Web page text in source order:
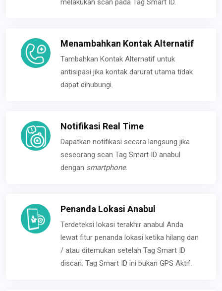
melakukan scan pada Tag Smart ID.
Menambahkan Kontak Alternatif
Tambahkan Kontak Alternatif untuk
antisipasi jika kontak darurat utama tidak
dapat dihubungi.
Notifikasi Real Time
Dapatkan notifikasi secara langsung jika
seseorang scan Tag Smart ID anabul
dengan smartphone.
Penanda Lokasi Anabul
Terdeteksi lokasi terakhir anabul Anda
lewat fitur penanda lokasi ketika hilang dan
/ atau ditemukan setelah Tag Smart ID
discan. Tag Smart ID ini bukan GPS Aktif.